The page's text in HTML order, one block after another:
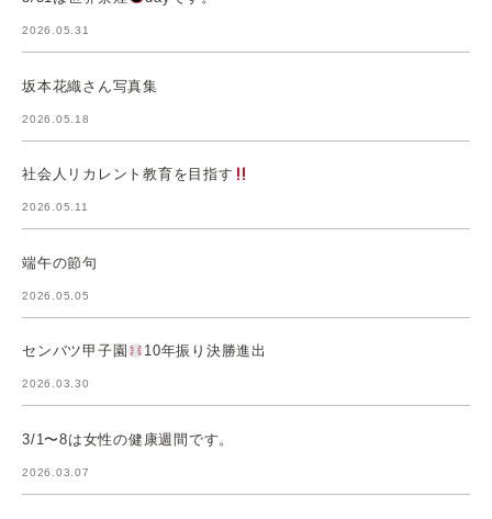
2026.05.31
坂本花織さん写真集
2026.05.18
社会人リカレント教育を目指す
2026.05.11
端午の節句
2026.05.05
センバツ甲子園 10年振り決勝進出
2026.03.30
3/1〜8は女性の健康週間です。
2026.03.07